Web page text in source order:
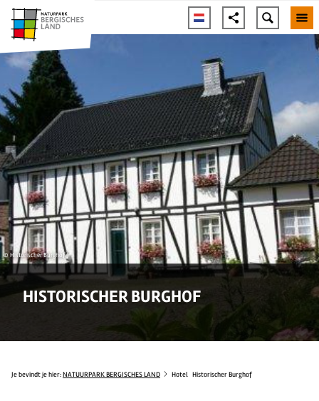
© Historischer Burghof
HISTORISCHER BURGHOF
Je bevindt je hier:NATUURPARK BERGISCHES LAND Hotel Historischer Burghof